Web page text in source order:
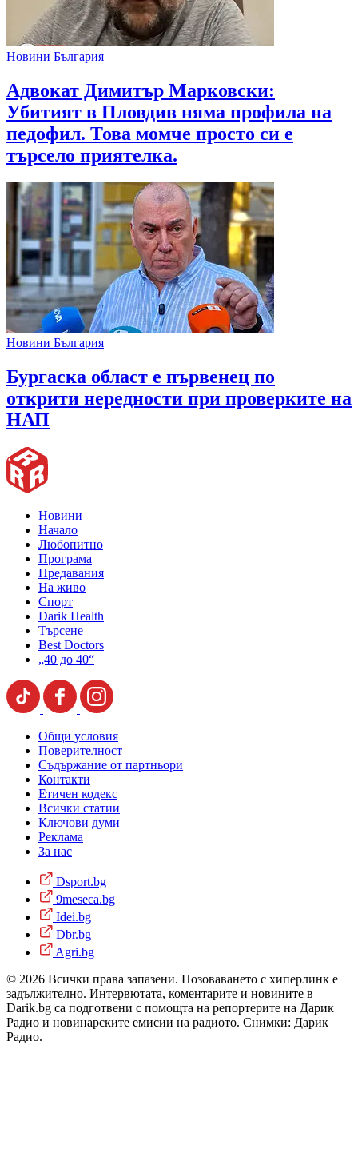
Новини България
Адвокат Димитър Марковски:
Убитият в Пловдив няма профила на
педофил. Това момче просто си е
търсело приятелка.
Новини България
Бургаска област е първенец по
открити нередности при проверките на
НАП
Новини
Начало
Любопитно
Програма
Предавания
На живо
Спорт
Darik Health
Търсене
Best Doctors
„40 до 40“
Общи условия
Поверителност
Съдържание от партньори
Контакти
Етичен кодекс
Всички статии
Ключови думи
Реклама
За нас
Dsport.bg
9meseca.bg
Idei.bg
Dbr.bg
Agri.bg
© 2026 Всички права запазени. Позоваването с хиперлинк е
задължително. Интервютата, коментарите и новините в
Darik.bg са подготвени с помощта на репортерите на Дарик
Радио и новинарските емисии на радиото. Снимки: Дарик
Радио.